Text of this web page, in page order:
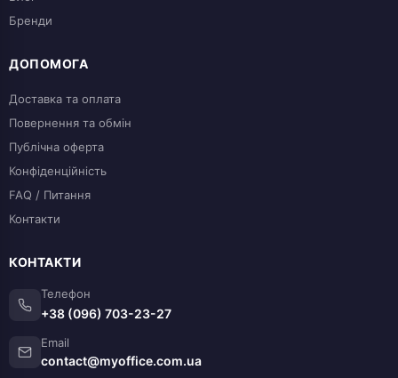
Бренди
ДОПОМОГА
Доставка та оплата
Повернення та обмін
Публічна оферта
Конфіденційність
FAQ / Питання
Контакти
КОНТАКТИ
Телефон
+38 (096) 703-23-27
Email
contact@myoffice.com.ua